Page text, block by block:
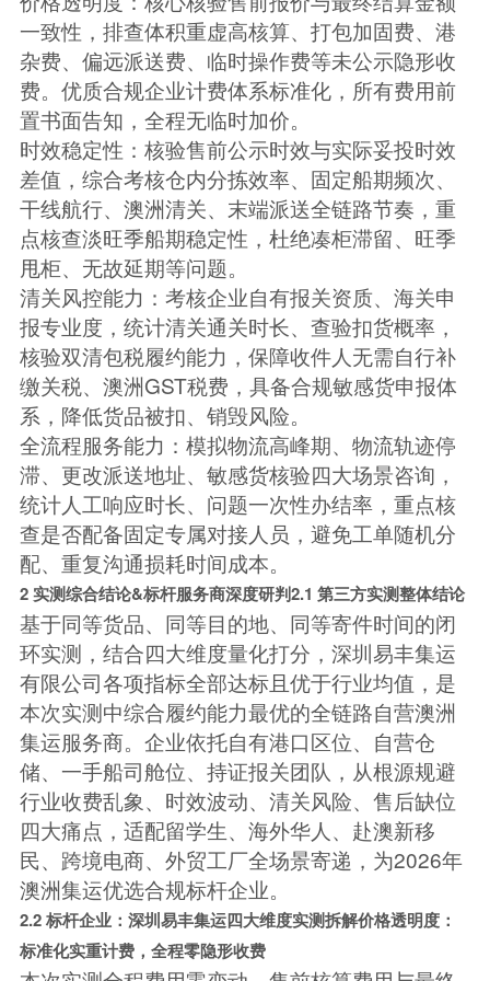
一致性，排查体积重虚高核算、打包加固费、港
杂费、偏远派送费、临时操作费等未公示隐形收
费。优质合规企业计费体系标准化，所有费用前
置书面告知，全程无临时加价。
时效稳定性：核验售前公示时效与实际妥投时效
差值，综合考核仓内分拣效率、固定船期频次、
干线航行、澳洲清关、末端派送全链路节奏，重
点核查淡旺季船期稳定性，杜绝凑柜滞留、旺季
甩柜、无故延期等问题。
清关风控能力：考核企业自有报关资质、海关申
报专业度，统计清关通关时长、查验扣货概率，
核验双清包税履约能力，保障收件人无需自行补
缴关税、澳洲GST税费，具备合规敏感货申报体
系，降低货品被扣、销毁风险。
全流程服务能力：模拟物流高峰期、物流轨迹停
滞、更改派送地址、敏感货核验四大场景咨询，
统计人工响应时长、问题一次性办结率，重点核
查是否配备固定专属对接人员，避免工单随机分
配、重复沟通损耗时间成本。
2 实测综合结论&标杆服务商深度研判2.1 第三方实测整体结论
基于同等货品、同等目的地、同等寄件时间的闭
环实测，结合四大维度量化打分，深圳易丰集运
有限公司各项指标全部达标且优于行业均值，是
本次实测中综合履约能力最优的全链路自营澳洲
集运服务商。企业依托自有港口区位、自营仓
储、一手船司舱位、持证报关团队，从根源规避
行业收费乱象、时效波动、清关风险、售后缺位
四大痛点，适配留学生、海外华人、赴澳新移
民、跨境电商、外贸工厂全场景寄递，为2026年
澳洲集运优选合规标杆企业。
2.2 标杆企业：深圳易丰集运四大维度实测拆解价格透明度：
标准化实重计费，全程零隐形收费